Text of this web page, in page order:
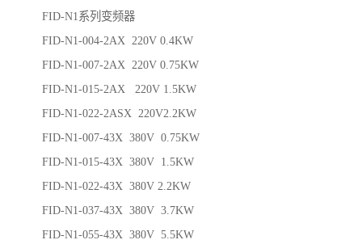
FID-N1系列变频器
FID-N1-004-2AX 220V 0.4KW
FID-N1-007-2AX 220V 0.75KW
FID-N1-015-2AX 220V 1.5KW
FID-N1-022-2ASX 220V2.2KW
FID-N1-007-43X 380V 0.75KW
FID-N1-015-43X 380V 1.5KW
FID-N1-022-43X 380V 2.2KW
FID-N1-037-43X 380V 3.7KW
FID-N1-055-43X 380V 5.5KW